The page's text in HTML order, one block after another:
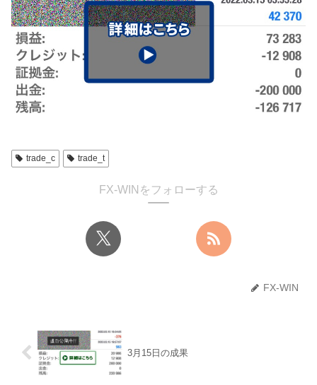
trade_c trade_t
FX-WINをフォローする
FX-WIN
3月15日の成果